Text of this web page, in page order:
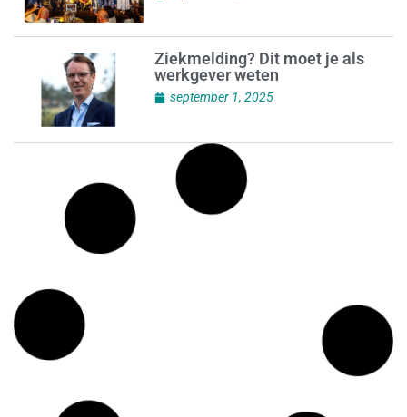
Ziekmelding? Dit moet je als
werkgever weten
september 1, 2025
‘Powerhouse’ event komt er aan
augustus 31, 2025
Ruzie over aanbestedingen